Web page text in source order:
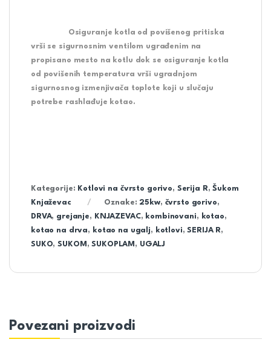
Osiguranje kotla od povišenog pritiska
vrši se sigurnosnim ventilom ugrađenim na
propisano mesto na kotlu dok se osiguranje kotla
od povišenih temperatura vrši ugradnjom
sigurnosnog izmenjivača toplote koji u slučaju
potrebe rashlađuje kotao.
Kategorije: Kotlovi na čvrsto gorivo, Serija R,Šukom
Knjaževac
Oznake:25kw, čvrsto gorivo,
DRVA, grejanje, KNJAZEVAC, kombinovani, kotao,
kotao na drva, kotao na ugalj, kotlovi,SERIJA R,
SUKO,SUKOM ,SUKOPLAM , UGALJ
Povezani proizvodi